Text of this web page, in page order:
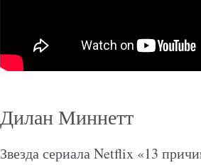
Дилан Миннетт
Звезда сериала Netflix «13